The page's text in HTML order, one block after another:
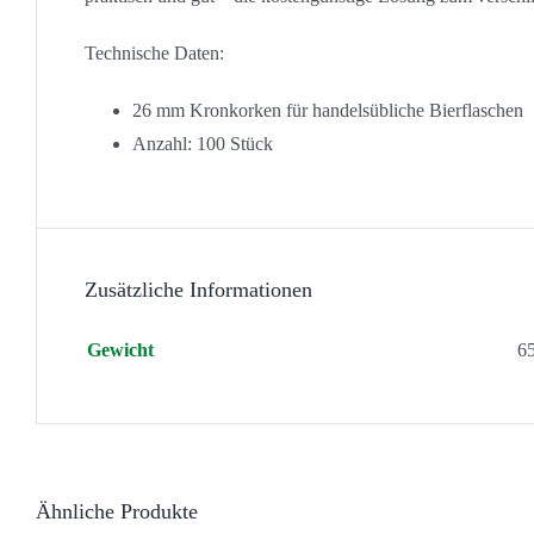
Technische Daten:
26 mm Kronkorken für handelsübliche Bierflaschen
Anzahl: 100 Stück
Zusätzliche Informationen
Gewicht
Ähnliche Produkte